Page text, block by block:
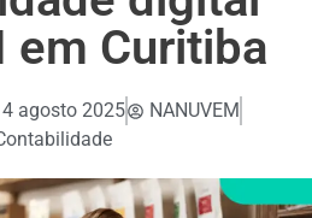
em Curitiba
agosto 2025
NANUVEM